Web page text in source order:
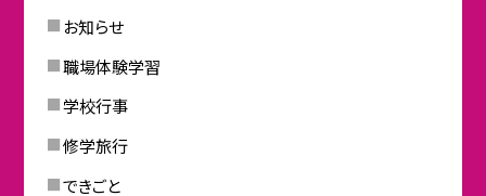
お知らせ
職場体験学習
学校行事
修学旅行
できごと